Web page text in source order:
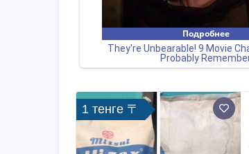
1 тенге 〒